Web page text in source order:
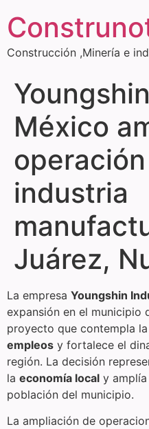
Construcción ,Minería e
México
industria
Juárez,
La empresa Youngshin
expansión en el municipio
proyecto que contempla
empleos y fortalece el
región. La decisión
la economía local y
población del municipio.
La ampliación de